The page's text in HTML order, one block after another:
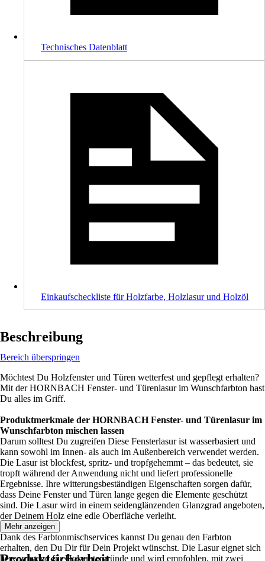
Technisches Datenblatt
Einkaufscheckliste für Holzfarbe, Holzlasur und Holzöl
Beschreibung
Bereich überspringen
Möchtest Du Holzfenster und Türen wetterfest und gepflegt erhalten?
Mit der HORNBACH Fenster- und Türenlasur im Wunschfarbton hast
Du alles im Griff.
Produktmerkmale der HORNBACH Fenster- und Türenlasur im
Wunschfarbton mischen lassen
Darum solltest Du zugreifen Diese Fensterlasur ist wasserbasiert und
kann sowohl im Innen- als auch im Außenbereich verwendet werden.
Die Lasur ist blockfest, spritz- und tropfgehemmt – das bedeutet, sie
tropft während der Anwendung nicht und liefert professionelle
Ergebnisse. Ihre witterungsbeständigen Eigenschaften sorgen dafür,
dass Deine Fenster und Türen lange gegen die Elemente geschützt
sind. Die Lasur wird in einem seidenglänzenden Glanzgrad angeboten,
der Deinem Holz eine edle Oberfläche verleiht.
Dank des Farbtonmischservices kannst Du genau den Farbton
erhalten, den Du Dir für Dein Projekt wünschst. Die Lasur eignet sich
hervorragend für Holzuntergründe und wird empfohlen, mit zwei
Mehr anzeigen